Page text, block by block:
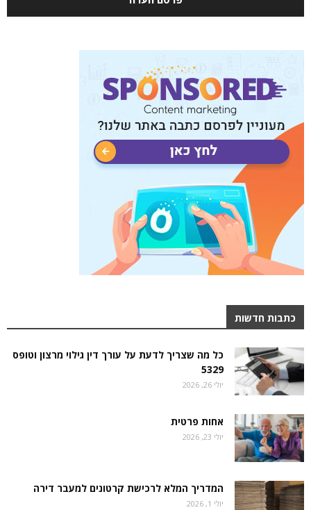
כתבות חדשות
כל מה שצריך לדעת על עורך דין גילוי מרצון וטופס
5329
יולי 26, 2026
אחות פרטית
יולי 23, 2026
המדריך המלא לרכישת קרטונים למעבר דירה
יולי 1, 2026